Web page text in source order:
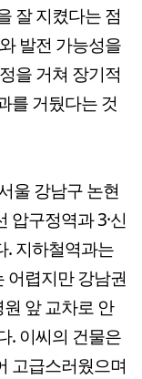
잘 지켰다는 점
발전 가능성을
을 거쳐 장기적
를 거뒀다는 것
울 강남구 논현
압구정역과 3·신
. 지하철역과는
어렵지만 강남권
앞 교차로 안
. 이씨의 건물은
고급스러웠으며